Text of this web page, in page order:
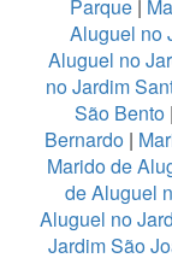
Parque |
Aluguel no
Aluguel no
no Jardim
São Bento |
Bernardo |
Marido de
de Aluguel
Aluguel no
Jardim São